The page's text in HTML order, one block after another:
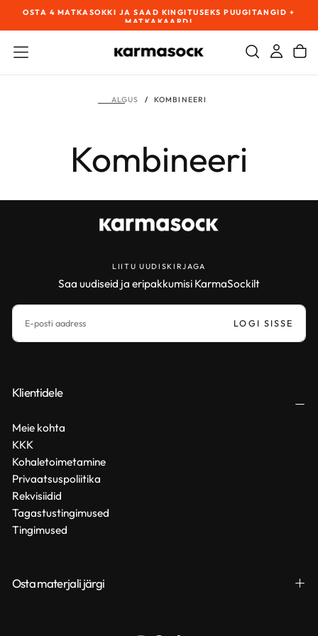
MINE
OSTA 4 MATKASOKKI JA SAAD KINGITUSEKS PUUGITANGID +
MATKAKAARDI
ALGUS / KOMBINEERI
Kombineeri
LIITU UUDISKIRJAGA
Saa uudiseid ja eripakkumisi KarmaSockilt
MEIL
LOGI SISSE
Klientidele
Meie kohta
KKK
Kohaletoimetamine
Privaatsuspoliitika
Rekvisiidid
Tagastustingimused
Tingimused
Osta materjali järgi